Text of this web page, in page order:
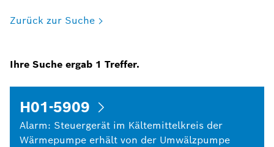
Zurück zur Suche
Ihre Suche ergab 1 Treffer.
H01-5909
Alarm: Steuergerät im Kältemittelkreis der
Wärmepumpe erhält von der Umwälzpumpe